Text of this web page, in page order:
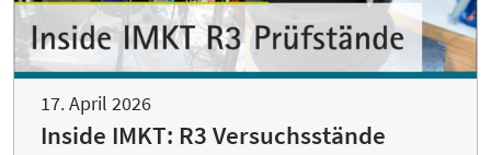
17. April 2026
Inside IMKT: R3 Versuchsstände